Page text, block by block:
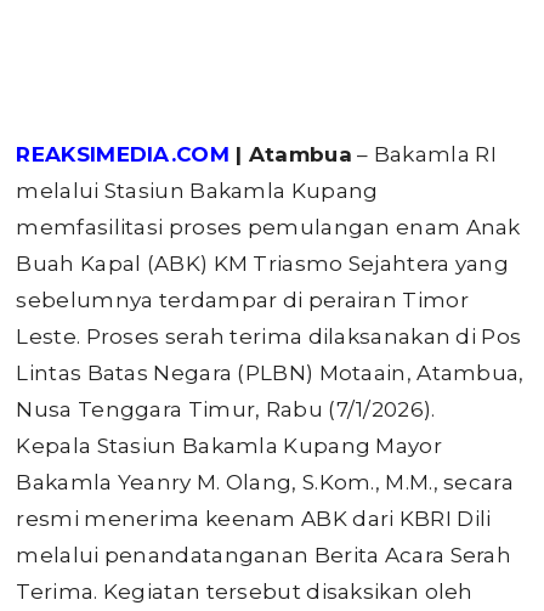
REAKSIMEDIA.COM | Atambua – Bakamla RI
melalui Stasiun Bakamla Kupang
memfasilitasi proses pemulangan enam Anak
Buah Kapal (ABK) KM Triasmo Sejahtera yang
sebelumnya terdampar di perairan Timor
Leste. Proses serah terima dilaksanakan di Pos
Lintas Batas Negara (PLBN) Motaain, Atambua,
Nusa Tenggara Timur, Rabu (7/1/2026).
Kepala Stasiun Bakamla Kupang Mayor
Bakamla Yeanry M. Olang, S.Kom., M.M., secara
resmi menerima keenam ABK dari KBRI Dili
melalui penandatanganan Berita Acara Serah
Terima. Kegiatan tersebut disaksikan oleh